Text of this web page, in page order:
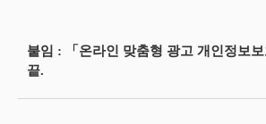
붙임 : 「온라인 맞춤형 광고 개인정보
끝.